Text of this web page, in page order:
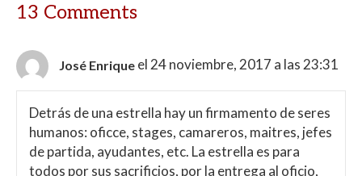
13 Comments
José Enrique el 24 noviembre, 2017 a las 23:31
Detrás de una estrella hay un firmamento de seres
humanos: oficce, stages, camareros, maitres, jefes
de partida, ayudantes, etc. La estrella es para
todos por sus sacrificios, por la entrega al oficio,